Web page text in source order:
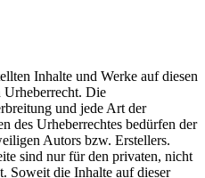
Inhalte und Werke auf diesen
Urheberrecht. Die
und jede Art der
des Urheberrechtes bedürfen der
Autors bzw. Erstellers.
sind nur für den privaten, nicht
Soweit die Inhalte auf dieser